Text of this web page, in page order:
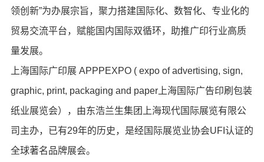
领创新”为办展宗旨，聚力搭建国际化、数智化、专业化的
贸易交流平台，赋能国内国际双循环，助推广印行业高质
量发展。
上海国际广印展 APPPEXPO ( expo of advertising, sign,
graphic, print, packaging and paper上海国际广告印刷包装
纸业展览会），由东浩兰生集团上海现代国际展览有限公
司主办，已有29年的历史，是经国际展览业协会UFI认证的
全球著名品牌展会。